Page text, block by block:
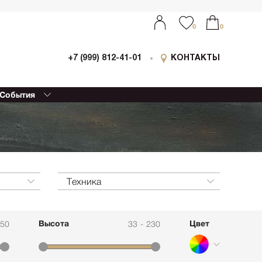
0 0
+7 (999) 812-41-01 КОНТАКТЫ
События
0 0
Техника
Высота 33 - 230 Цвет